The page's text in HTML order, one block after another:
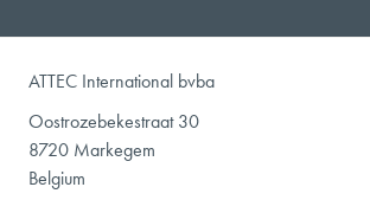
ATTEC International bvba
Oostrozebekestraat 30
8720 Markegem
Belgium